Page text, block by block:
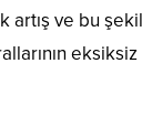
ve bu